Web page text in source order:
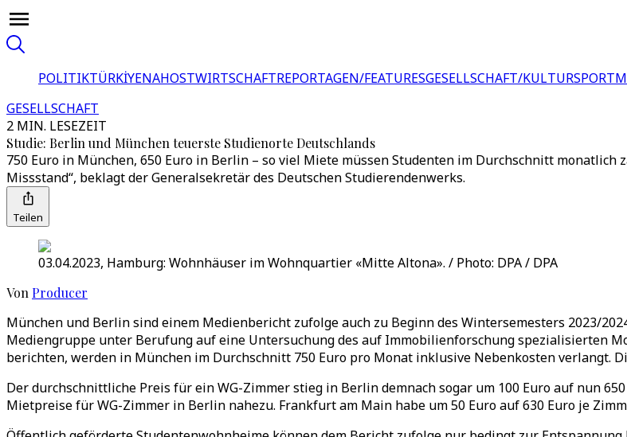
POLITIKTÜRKİYENAHOSTWIRTSCHAFTREPORTAGEN/FEATURESGESELLSCHAFT/KULTURSPORT
GESELLSCHAFT
2 MIN. LESEZEIT
Studie: Berlin und München teuerste Studienorte Deutschlands
750 Euro in München, 650 Euro in Berlin – so viel Miete müssen Studenten im Durchschnitt
Missstand“, beklagt der Generalsekretär des Deutschen Studierendenwerks.
Teilen
03.04.2023, Hamburg: Wohnhäuser im Wohnquartier «Mitte Altona». / Photo: DPA / DPA
Von Producer
München und Berlin sind einem Medienbericht zufolge auch zu Beginn des Wintersemesters 2023/
Mediengruppe unter Berufung auf eine Untersuchung des auf Immobilienforschung spezialisierten
berichten, werden in München im Durchschnitt 750 Euro pro Monat inklusive Nebenkosten verlangt.
Der durchschnittliche Preis für ein WG-Zimmer stieg in Berlin demnach sogar um 100 Euro auf nun
Mietpreise für WG-Zimmer in Berlin nahezu. Frankfurt am Main habe um 50 Euro auf 630 Euro je